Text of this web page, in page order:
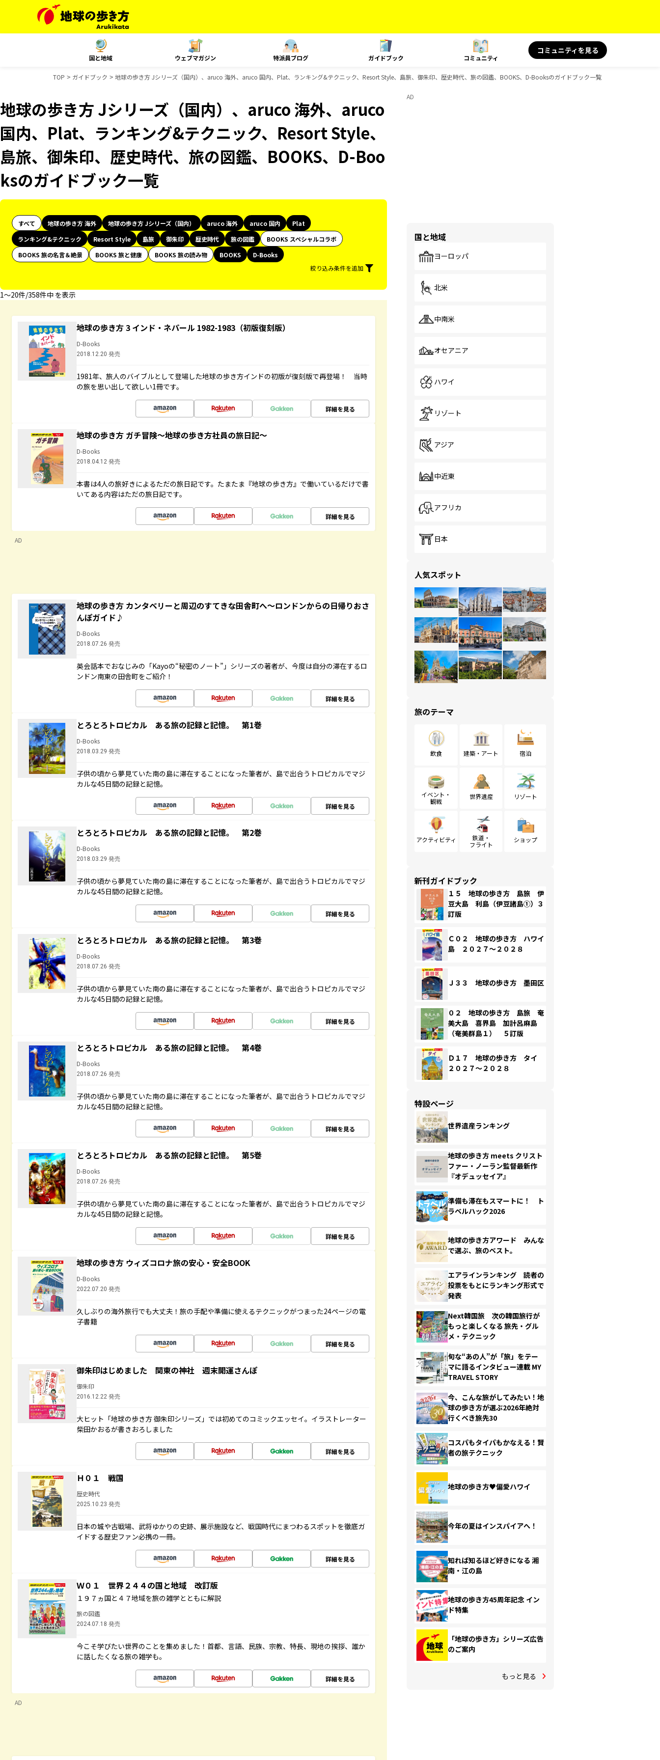
国と地域 ウェブマガジン 特派員ブログ ガイドブック コミュニティ
コミュニティを見る
TOP ガイドブック 地球の歩き方 Jシリーズ（国内）、aruco 海外、aruco 国内、Plat、ランキング&テクニック、Resort Style、島旅、御朱印、歴史時代、旅の図鑑、BOOKS、D-Booksのガイドブック一覧
地球の歩き方 Jシリーズ（国内）、aruco 海外、aruco
国内、Plat、ランキング&テクニック、Resort Style、
島旅、御朱印、歴史時代、旅の図鑑、BOOKS、D-Boo
ksのガイドブック一覧
すべて 地球の歩き方 海外 地球の歩き方 Jシリーズ（国内） aruco 海外 aruco 国内
Plat
ランキング&テクニック
Resort Style 島旅 御朱印 歴史時代 旅の図鑑
BOOKS スペシャルコラボ
BOOKS 旅の名言＆絶景
BOOKS 旅と健康 BOOKS 旅の読み物 BOOKS
D-Books
絞り込み条件を追加
1〜20件/358件中 を表示
地球の歩き方 3 インド・ネパール 1982-1983（初版復刻版）
D-Books
2018.12.20 発売
1981年、旅人のバイブルとして登場した地球の歩き方インドの初版が復刻版で再登場！ 当時
の旅を思い出して欲しい1冊です。
詳細を見る
地球の歩き方 ガチ冒険～地球の歩き方社員の旅日記～
D-Books
2018.04.12 発売
本書は4人の旅好きによるただの旅日記です。たまたま『地球の歩き方』で働いているだけで書
いてある内容はただの旅日記です。
詳細を見る
AD
地球の歩き方 カンタベリーと周辺のすてきな田舎町へ～ロンドンからの日帰りおさ
んぽガイド♪
D-Books
2018.07.26 発売
英会話本でおなじみの「Kayoの“秘密のノート”」シリーズの著者が、今度は自分の滞在するロ
ンドン南東の田舎町をご紹介！
詳細を見る
とろとろトロピカル ある旅の記録と記憶。 第1巻
D-Books
2018.03.29 発売
子供の頃から夢見ていた南の島に滞在することになった筆者が、島で出合うトロピカルでマジ
カルな45日間の記録と記憶。
詳細を見る
とろとろトロピカル ある旅の記録と記憶。 第2巻
D-Books
2018.03.29 発売
子供の頃から夢見ていた南の島に滞在することになった筆者が、島で出合うトロピカルでマジ
カルな45日間の記録と記憶。
詳細を見る
とろとろトロピカル ある旅の記録と記憶。 第3巻
D-Books
2018.07.26 発売
子供の頃から夢見ていた南の島に滞在することになった筆者が、島で出合うトロピカルでマジ
カルな45日間の記録と記憶。
詳細を見る
とろとろトロピカル ある旅の記録と記憶。 第4巻
D-Books
2018.07.26 発売
子供の頃から夢見ていた南の島に滞在することになった筆者が、島で出合うトロピカルでマジ
カルな45日間の記録と記憶。
詳細を見る
とろとろトロピカル ある旅の記録と記憶。 第5巻
D-Books
2018.07.26 発売
子供の頃から夢見ていた南の島に滞在することになった筆者が、島で出合うトロピカルでマジ
カルな45日間の記録と記憶。
詳細を見る
地球の歩き方 ウィズコロナ旅の安心・安全BOOK
D-Books
2022.07.20 発売
久しぶりの海外旅行でも大丈夫！旅の手配や準備に使えるテクニックがつまった24ページの電
子書籍
詳細を見る
御朱印はじめました 関東の神社 週末開運さんぽ
御朱印
2016.12.22 発売
大ヒット「地球の歩き方 御朱印シリーズ」では初めてのコミックエッセイ。イラストレーター
柴田かおるが書きおろしました
詳細を見る
Ｈ０１ 戦国
歴史時代
2025.10.23 発売
日本の城や古戦場、武将ゆかりの史跡、展示施設など、戦国時代にまつわるスポットを徹底ガ
イドする歴史ファン必携の一冊。
詳細を見る
Ｗ０１ 世界２４４の国と地域 改訂版
１９７ヵ国と４７地域を旅の雑学とともに解説
旅の図鑑
2024.07.18 発売
今こそ学びたい世界のことを集めました！首都、言語、民族、宗教、特長、現地の挨拶、誰か
に話したくなる旅の雑学も。
詳細を見る
AD
AD
国と地域
ヨーロッパ
北米
中南米
オセアニア
ハワイ
リゾート
アジア
中近東
アフリカ
日本
人気スポット
旅のテーマ
飲食 建築・アート 宿泊
イベント・
観戦
世界遺産 リゾート
アクティビティ
鉄道・
フライト
ショップ
新刊ガイドブック
１５ 地球の歩き方 島旅 伊
豆大島 利島（伊豆諸島①）３
訂版
Ｃ０２ 地球の歩き方 ハワイ
島 ２０２７～２０２８
Ｊ３３ 地球の歩き方 墨田区
０２ 地球の歩き方 島旅 奄
美大島 喜界島 加計呂麻島
（奄美群島１） ５訂版
Ｄ１７ 地球の歩き方 タイ
２０２７～２０２８
特設ページ
世界遺産ランキング
地球の歩き方 meets クリスト
ファー・ノーラン監督最新作
『オデュッセイア』
準備も滞在もスマートに！ ト
ラベルハック2026
地球の歩き方アワード みんな
で選ぶ、旅のベスト。
エアラインランキング 読者の
投票をもとにランキング形式で
発表
Next韓国旅 次の韓国旅行が
もっと楽しくなる 旅先・グル
メ・テクニック
旬な“あの人”が「旅」をテー
マに語るインタビュー連載 MY
TRAVEL STORY
今、こんな旅がしてみたい！地
球の歩き方が選ぶ2026年絶対
行くべき旅先30
コスパもタイパもかなえる！賢
者の旅テクニック
地球の歩き方♥偏愛ハワイ
今年の夏はインスパイアへ！
知れば知るほど好きになる 湘
南・江の島
地球の歩き方45周年記念 イン
ド特集
「地球の歩き方」シリーズ広告
のご案内
もっと見る